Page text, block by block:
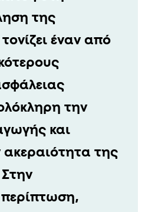
της
έναν από
την
και
ακεραιότητα της
περίπτωση,